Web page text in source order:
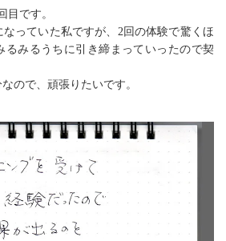
目です。
っていた私ですが、2回の体験で驚くほ
るみるうちに引き締まっていったので契
ので、頑張りたいです。